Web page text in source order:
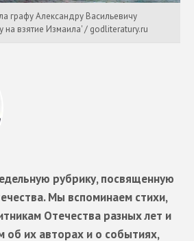
графу Александру Васильевичу
на взятие Измаила' / godliteratury.ru
рубрику, посвященную
Мы вспоминаем стихи,
Отечества разных лет и
об их авторах и о событиях,